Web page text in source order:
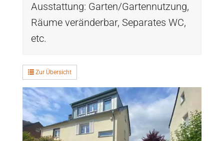
Ausstattung: Garten/Gartennutzung,
Räume veränderbar, Separates WC,
etc.
Zur Übersicht